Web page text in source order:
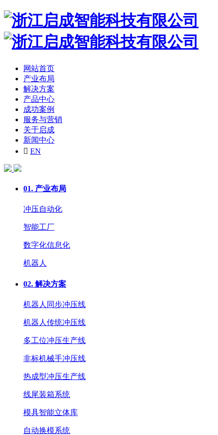
网站首页
产业布局
解决方案
产品中心
成功案例
服务与营销
关于启成
新闻中心
 EN
01. 产业布局
冲压自动化
智能工厂
数字化信息化
机器人
02. 解决方案
机器人同步冲压线
机器人传统冲压线
多工位冲压生产线
非标机械手冲压线
热成型冲压生产线
线尾装箱系统
模具智能立体库
自动换模系统